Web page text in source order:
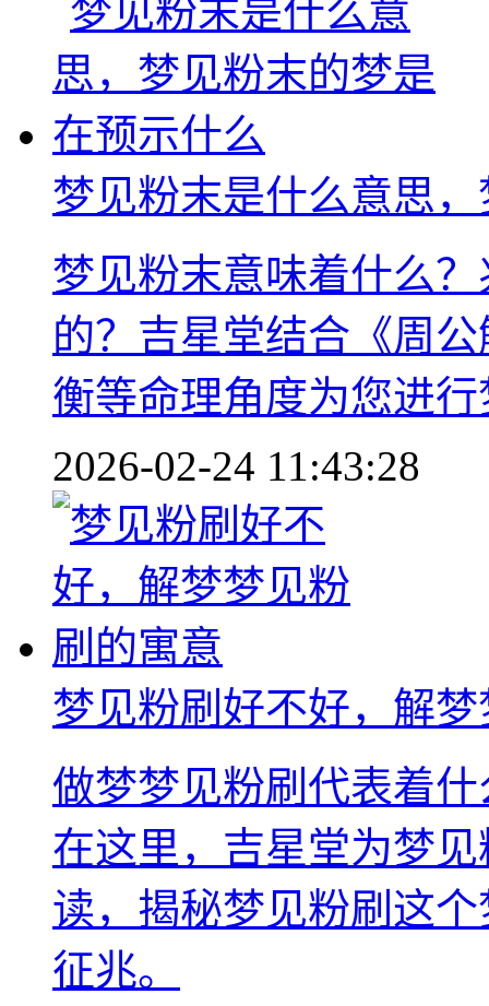
梦见粉末是什么意思
梦见粉末意味着什么
的？吉星堂结合《周
衡等命理角度为您进
2026-02-24 11:43:28
梦见粉刷好不好，解
做梦梦见粉刷代表着
在这里，吉星堂为梦
读，揭秘梦见粉刷这
征兆。